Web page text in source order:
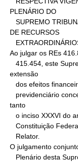
PLENÁRIO DO
DE RECURSOS
Ao julgar os REs
extensão
tanto
O julgamento